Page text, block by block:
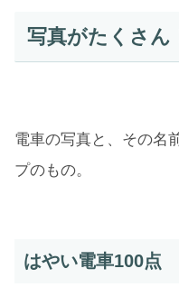
写真がたくさん
電車の写真と、その名
プのもの。
はやい電車100点